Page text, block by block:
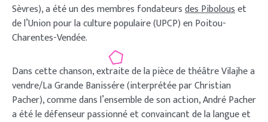
Sèvres), a été un des membres fondateursdes Pibolouset
de l’Union pour la culture populaire (UPCP) en Poitou-
Charentes-Vendée.
Dans cette chanson, extraite de la pièce de théâtre Vilajhe a
vendre/La Grande Banissére (interprétée par Christian
Pacher), comme dans l’ensemble de son action, André Pacher
a été le défenseur passionné et convaincant de la langue et